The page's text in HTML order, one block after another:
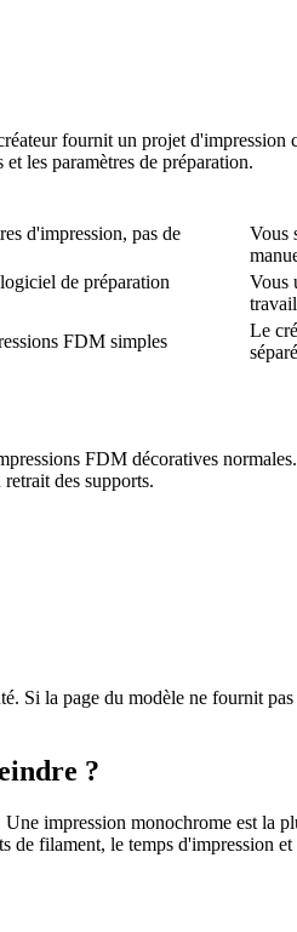
fournit un projet d'impression
les paramètres de préparation.
d'impression, pas de
Vous
de préparation
Vous
FDM simples
Le
FDM décoratives
des supports.
Si la page du modèle ne fournit
?
impression monochrome est la
filament, le temps d'impression et